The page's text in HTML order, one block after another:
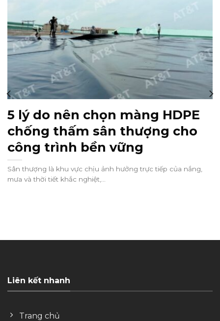
5 lý do nên chọn màng HDPE
chống thấm sân thượng cho
công trình bền vững
Sân thượng là khu vực chịu ảnh hưởng trực tiếp của nắng,
mưa và thời tiết khắc nghiệt,...
Liên kết nhanh
Trang chủ